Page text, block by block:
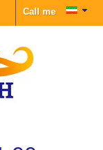
Call me